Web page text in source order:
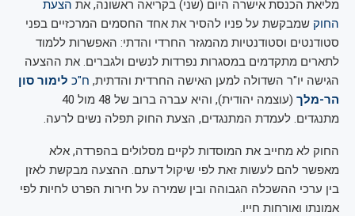
מליאת הכנסת אישרה היום (שני) בקריאה ראשונה, את הצעת
החוק שמבקשת על פניו להסיר את אחד החסמים המרכזיים בפני
סטודנטים וסטודנטיות מהמגזר החרדי והדתי: האפשרות ללמוד
לתארים מתקדמים במסגרות נפרדות לנשים ולגברים. את ההצעה
הגישה יו"ר השדולה למען האישה החרדית והדתית, ח"כ לימור סון
הר-מלך
(עוצמה יהודית), והיא עברה ברוב של 48 מול 40
מתנגדים. לעמדת המתנגדים, הצעת החוק תפלה נשים לרעה.
החוק לא מחייב את המוסדות לקיים מסלולים בהפרדה, אלא
מאפשר להם לעשות זאת לפי שיקול דעתם. ההצעה מבקשת לאזן
בין ערכי ההשכלה הגבוהה ובין שמירה על חירות הפרט לחיות לפי
אמונתו ואורחות חייו.